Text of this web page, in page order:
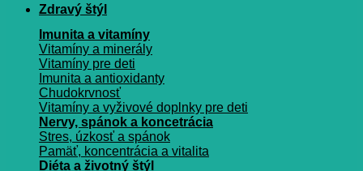
Zdravý štýl
Imunita a vitamíny
Vitamíny a minerály
Vitamíny pre deti
Imunita a antioxidanty
Chudokrvnosť
Vitamíny a vyživové doplnky pre deti
Nervy, spánok a koncetrácia
Stres, úzkosť a spánok
Pamäť, koncentrácia a vitalita
Diéta a životný štýl